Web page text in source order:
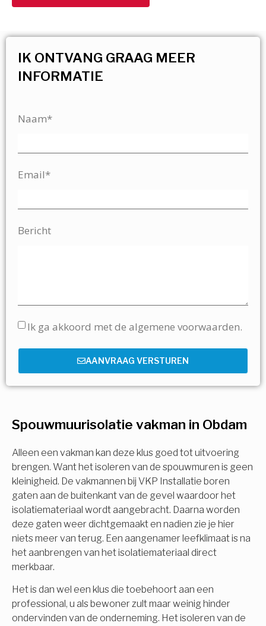
Spouwmuurisolatie vakman in Obdam
Alleen een vakman kan deze klus goed tot uitvoering
brengen. Want het isoleren van de spouwmuren is geen
kleinigheid. De vakmannen bij VKP Installatie boren
gaten aan de buitenkant van de gevel waardoor het
isolatiemateriaal wordt aangebracht. Daarna worden
deze gaten weer dichtgemaakt en nadien zie je hier
niets meer van terug. Een aangenamer leefklimaat is na
het aanbrengen van het isolatiemateriaal direct
merkbaar.
Het is dan wel een klus die toebehoort aan een
professional, u als bewoner zult maar weinig hinder
ondervinden van de onderneming. Het isoleren van de
IK ONTVANG GRAAG MEER
INFORMATIE
Naam*
Email*
Bericht
Ik ga akkoord met de algemene voorwaarden.
AANVRAAG VERSTUREN